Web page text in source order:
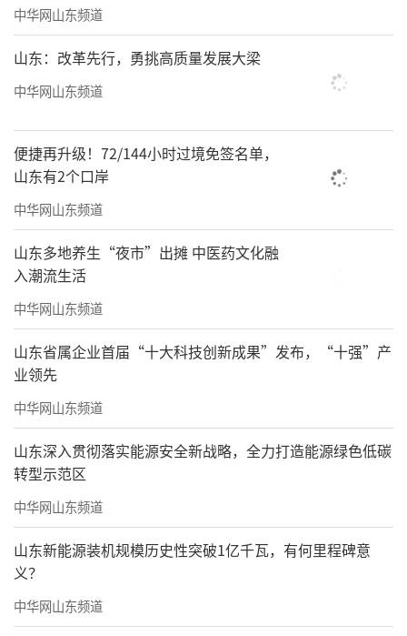
中华网山东频道
山东：改革先行，勇挑高质量发展大梁
中华网山东频道
便捷再升级！72/144小时过境免签名单，
山东有2个口岸
中华网山东频道
山东多地养生“夜市”出摊 中医药文化融
入潮流生活
中华网山东频道
山东省属企业首届“十大科技创新成果”发布，“十强”产
业领先
中华网山东频道
山东深入贯彻落实能源安全新战略，全力打造能源绿色低碳
转型示范区
中华网山东频道
山东新能源装机规模历史性突破1亿千瓦，有何里程碑意
义？
中华网山东频道